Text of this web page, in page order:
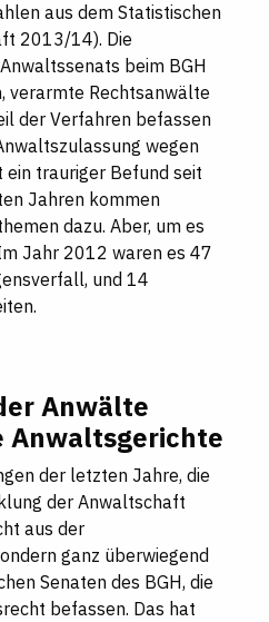
aus dem Statistischen
2013/14). Die
beim BGH
verarmte Rechtsanwälte
der Verfahren befassen
wegen
trauriger Befund seit
Jahren kommen
dazu. Aber, um es
Jahr 2012 waren es 47
und 14
Anwälte
Anwaltsgerichte
der letzten Jahre, die
der Anwaltschaft
aus der
ganz überwiegend
Senaten des BGH, die
befassen. Das hat